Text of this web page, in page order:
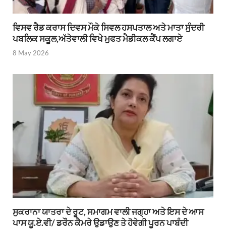
ਵਿਸਵ ਰੈਡ ਕਰਾਸ ਦਿਵਸ ਮੌਕੇ ਸਿਵਲ ਹਸਪਤਾਲ ਅਤੇ ਮਾਤਾ ਸੁੰਦਰੀ
ਪਬਲਿਕ ਸਕੂਲ,ਅੱਤੇਵਾਲੀ ਵਿਖੇ ਮੁਫਤ ਮੈਡੀਕਲ ਕੈਂਪ ਲਗਾਏ
8 May 2026
ਸੁਕਰਾਨਾ ਯਾਤਰਾ ਦੇ ਰੂਟ, ਸਮਾਗਮ ਵਾਲੀ ਜਗ੍ਹਾ ਅਤੇ ਇਸ ਦੇ ਆਸ
ਪਾਸ ਯੂ.ਏ.ਵੀ/ ਡਰੌਨ ਕੈਮਰੇ ਉਡਾਉਣ ਤੇ ਹੋਵੇਗੀ ਪੂਰਨ ਪਾਬੰਦੀ